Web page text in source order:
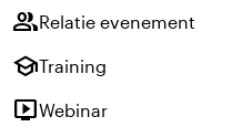
groupRelatie evenement
schoolTraining
live_tvWebinar